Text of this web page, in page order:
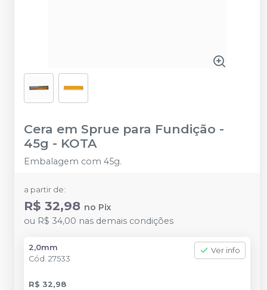
Cera em Sprue para Fundição -
45g - KOTA
Embalagem com 45g.
a partir de:
R$ 32,98 no Pix
ou R$ 34,00 nas demais condições
2,0mm
Cód. 27533
Ver info
R$ 32,98